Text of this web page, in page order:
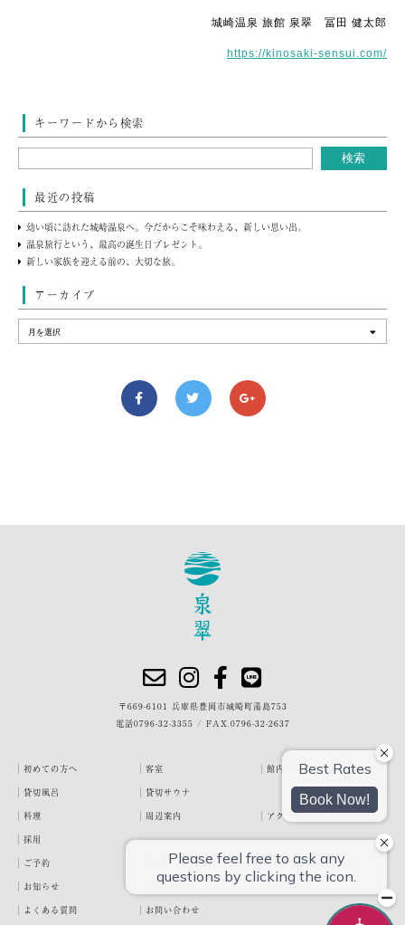
城崎温泉 旅館 泉翠 冨田 健太郎
https://kinosaki-sensui.com/
キーワードから検索
最近の投稿
幼い頃に訪れた城崎温泉へ。今だからこそ味わえる、新しい思い出。
温泉旅行という、最高の誕生日プレゼント。
新しい家族を迎える前の、大切な旅。
アーカイブ
〒669-6101 兵庫県豊岡市城崎町湯島753
電話0796-32-3355 / FAX.0796-32-2637
初めての方へ 客室
館内・施設
貸切風呂
貸切サウナ
料理
周辺案内
アクセス
採用
ご予約
宿泊約款
プライバシーポリシー
お知らせ
お客様の声
泉翠ブログ
よくある質問
お問い合わせ